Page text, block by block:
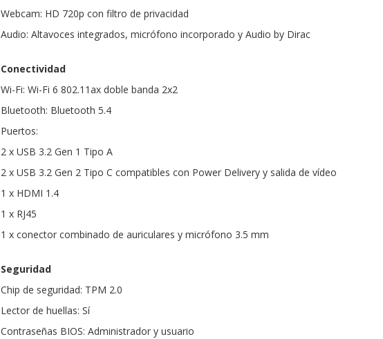
Webcam: HD 720p con filtro de privacidad
Audio: Altavoces integrados, micrófono incorporado y Audio by Dirac
Conectividad
Wi-Fi: Wi-Fi 6 802.11ax doble banda 2x2
Bluetooth: Bluetooth 5.4
Puertos:
2 x USB 3.2 Gen 1 Tipo A
2 x USB 3.2 Gen 2 Tipo C compatibles con Power Delivery y salida de vídeo
1 x HDMI 1.4
1 x RJ45
1 x conector combinado de auriculares y micrófono 3.5 mm
Seguridad
Chip de seguridad: TPM 2.0
Lector de huellas: Sí
Contraseñas BIOS: Administrador y usuario